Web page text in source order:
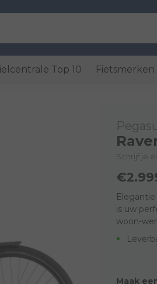
Top 10 Fietsmerken
Schrijf je
is uw
woon-
Maak